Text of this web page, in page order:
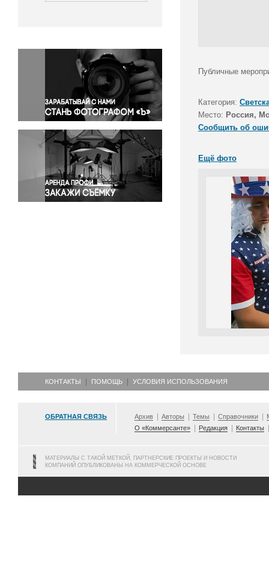
Окружающая среда
Политика
Правосудие
Происшествия и конфликты
Религия
Светская жизнь
Спорт
Экология
Экономика и бизнес
Публичные
Категория:
Место: Россия,
Сообщить об
Ещё фото
КОНТАКТЫ ПОМОЩЬ УСЛОВИЯ ИСПОЛЬЗОВАНИЯ
ОБРАТНАЯ СВЯЗЬ Архив Авторы Темы Справочники
О «Коммерсанте»
Редакция Контакты
МАТЕРИАЛЫ С ТАКОЙ МЕТКОЙ, ПАРТНЕРСКИЕ ПРОЕКТЫ И НОВОСТИ
КОМПАНИЙ ОПУБЛИКОВАНЫ НА КОММЕРЧЕСКОЙ ОСНОВЕ